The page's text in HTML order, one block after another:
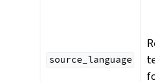
source_language